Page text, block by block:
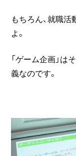
もちろん、就職
よ。
「ゲーム企画」
義なのです。